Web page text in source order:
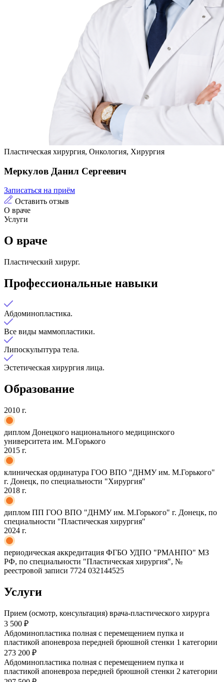
Пластическая хирургия, Онкология, Хирургия
Меркулов Данил Сергеевич
Записаться на приём
Оставить отзыв
О враче
Услуги
О враче
Пластический хирург.
Профессиональные навыки
Абдоминопластика.
Все виды маммопластики.
Липоскульптура тела.
Эстетическая хирургия лица.
Образование
2010 г.
диплом Донецкого национального медицинского
университета им. М.Горького
2015 г.
клиническая ординатура ГОО ВПО "ДНМУ им. М.Горького"
г. Донецк, по специальности "Хирургия"
2018 г.
диплом ПП ГОО ВПО "ДНМУ им. М.Горького" г. Донецк, по
специальности "Пластическая хирургия"
2024 г.
периодическая аккредитация ФГБО УДПО "РМАНПО" МЗ
РФ, по специальности "Пластическая хирургия", №
реестровой записи 7724 032144525
Услуги
Прием (осмотр, консультация) врача-пластического хирурга
3 500 ₽
Абдоминопластика полная с перемещением пупка и
пластикой апоневроза передней брюшной стенки 1 категории
273 200 ₽
Абдоминопластика полная с перемещением пупка и
пластикой апоневроза передней брюшной стенки 2 категории